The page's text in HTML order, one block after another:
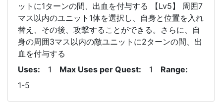
ットに1ターンの間、出血を付与する 【Lv5】 周囲7
マス以内のユニット1体を選択し、自身と位置を入れ
替え、その後、攻撃することができる。さらに、自
身の周囲3マス以内の敵ユニットに2ターンの間、出
血を付与する
Uses
1 Max Uses per Quest 1
Range
1-5